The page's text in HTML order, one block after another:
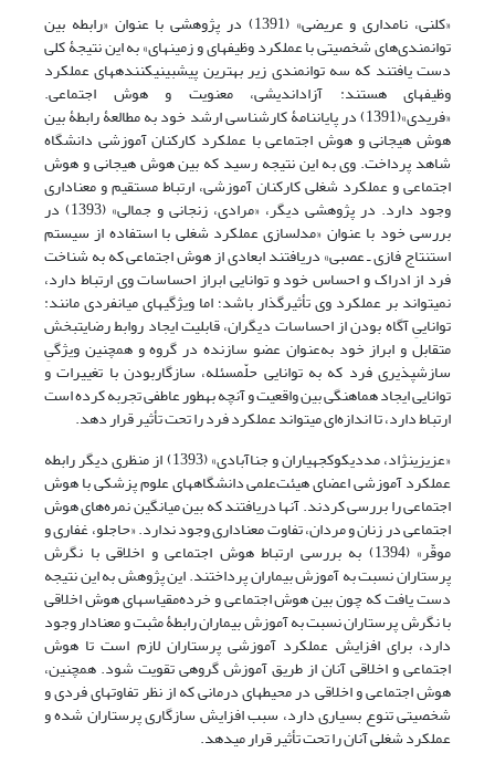
«کلنی، نامداری و عریضی» (1391) در پژوهشی با عنوان «رابطه بین
توانمندی‌های شخصیتی با عملکرد وظیفه­ای و زمینه­ای» به این نتیجۀ کلی
دست یافتند که سه توانمندی زیر بهترین پیش­بینی­کننده­های عملکرد
وظیفه­ای هستند: آزاداندیشی، معنویت و هوش اجتماعی.
«فریدی»(1391) در پایان­نامۀ کارشناسی ارشد خود به مطالعۀ رابطۀ بین
هوش هیجانی و هوش اجتماعی با عملکرد کارکنان آموزشی دانشگاه
شاهد پرداخت. وی به این نتیجه رسید که بین هوش هیجانی و هوش
اجتماعی و عملکرد شغلی کارکنان آموزشی، ارتباط مستقیم و معناداری
وجود دارد. در پژوهشی دیگر، «مرادی، زنجانی و جمالی» (1393) در
بررسی خود با عنوان «مدل­سازی عملکرد شغلی با استفاده از سیستم
استنتاج فازی ـ عصبی» دریافتند ابعادی از هوش اجتماعی که به شناخت
فرد از ادراک و احساس خود و توانایی ابراز احساسات وی ارتباط دارد،
نمی­تواند بر عملکرد وی تأثیرگذار باشد؛ اما ویژگی­های میان­فردی مانند:
تواناییِ آگاه­ بودن از احساسات دیگران، قابلیت ایجاد روابط رضایت­بخش
متقابل و ابراز خود به‌عنوان عضو سازنده در گروه و همچنین ویژگیِ
سازش­پذیری فرد که به توانایی حلّ­مسئله، سازگاربودن با تغییرات و
توانایی ایجاد هماهنگی بین واقعیت و آنچه به­طور عاطفی تجربه کرده است
ارتباط دارد، تا اندازه‌ای می­تواند عملکرد فرد را تحت تأثیر قرار دهد.
«عزیزی­نژاد، مددی­کوکجه­یاران و جناآبادی» (1393) از منظری دیگر رابطه
عملکرد آموزشی اعضای هیئت‌علمی دانشگاه­های علوم پزشکی با هوش
اجتماعی را بررسی کردند. آنها دریافتند که بین میانگین نمره‌های هوش
اجتماعی در زنان و مردان، تفاوت معنا­داری وجود ندارد. «حاجلو، غفاری و
موقّر» (1394) به بررسی ارتباط هوش اجتماعی و اخلاقی با نگرش
پرستاران نسبت به آموزش بیماران پرداختند. این پژوهش به این نتیجه
دست یافت که چون بین هوش اجتماعی و خرده‌مقیاس­های هوش اخلاقی
با نگرش پرستاران نسبت به آموزش بیماران رابطۀ مثبت و معنا­دار وجود
دارد، برای افزایش عملکرد آموزشی پرستاران لازم است تا هوش
اجتماعی و اخلاقی آنان از طریق آموزش گروهی تقویت شود. همچنین،
هوش اجتماعی و اخلاقی در محیط­های درمانی که از نظر تفاوت­های فردی و
شخصیتی تنوع بسیاری دارد، سبب افزایش سازگاری پرستاران شده و
عملکرد شغلی آنان را تحت تأثیر قرار می­دهد.